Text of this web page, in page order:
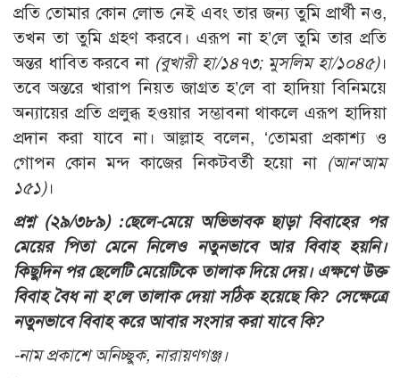
প্রতি তোমার কোন লোভ নেই এবং তার জন্য তুমি প্রার্থী নও,
তখন তা তুমি গ্রহণ করবে। এরূপ না হ’লে তুমি তার প্রতি
অন্তর ধাবিত করবে না (বুখারী হা/১৪৭৩; মুসলিম হা/১০৪৫)।
তবে অন্তরে খারাপ নিয়ত জাগ্রত হ’লে বা হাদিয়া বিনিময়ে
অন্যায়ের প্রতি প্রলুব্ধ হওয়ার সম্ভাবনা থাকলে এরূপ হাদিয়া
প্রদান করা যাবে না। আল্লাহ বলেন, ‘তোমরা প্রকাশ্য ও
গোপন কোন মন্দ কাজের নিকটবর্তী হয়ো না (আন‘আম
১৫১)।
প্রশ্ন (২৯/৩৮৯) :ছেলে-মেয়ে অভিভাবক ছাড়া বিবাহের পর
মেয়ের পিতা মেনে নিলেও নতুনভাবে আর বিবাহ হয়নি।
কিছুদিন পর ছেলেটি মেয়েটিকে তালাক দিয়ে দেয়। এক্ষণে উক্ত
বিবাহ বৈধ না হ’লে তালাক দেয়া সঠিক হয়েছে কি? সেক্ষেত্রে
নতুনভাবে বিবাহ করে আবার সংসার করা যাবে কি?
-নাম প্রকাশে অনিচ্ছুক, নারায়ণগঞ্জ।